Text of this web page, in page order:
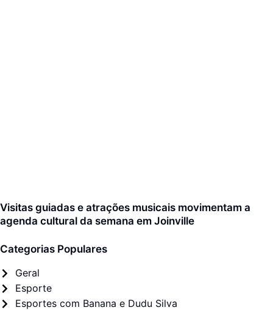
Visitas guiadas e atrações musicais movimentam a
agenda cultural da semana em Joinville
Categorias Populares
Geral
Esporte
Esportes com Banana e Dudu Silva